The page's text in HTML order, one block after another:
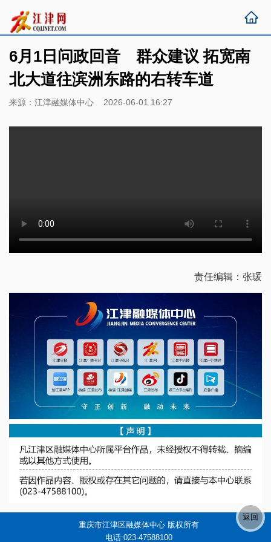
6月1日问政回音 群众建议 拓宽南
北大道往滨洲东路的右转车道
来源：江津融媒体中心 2026-06-01 16:27
责任编辑：张瑗
重庆市江津区融媒体中心 版权所有
电话:023-47588100